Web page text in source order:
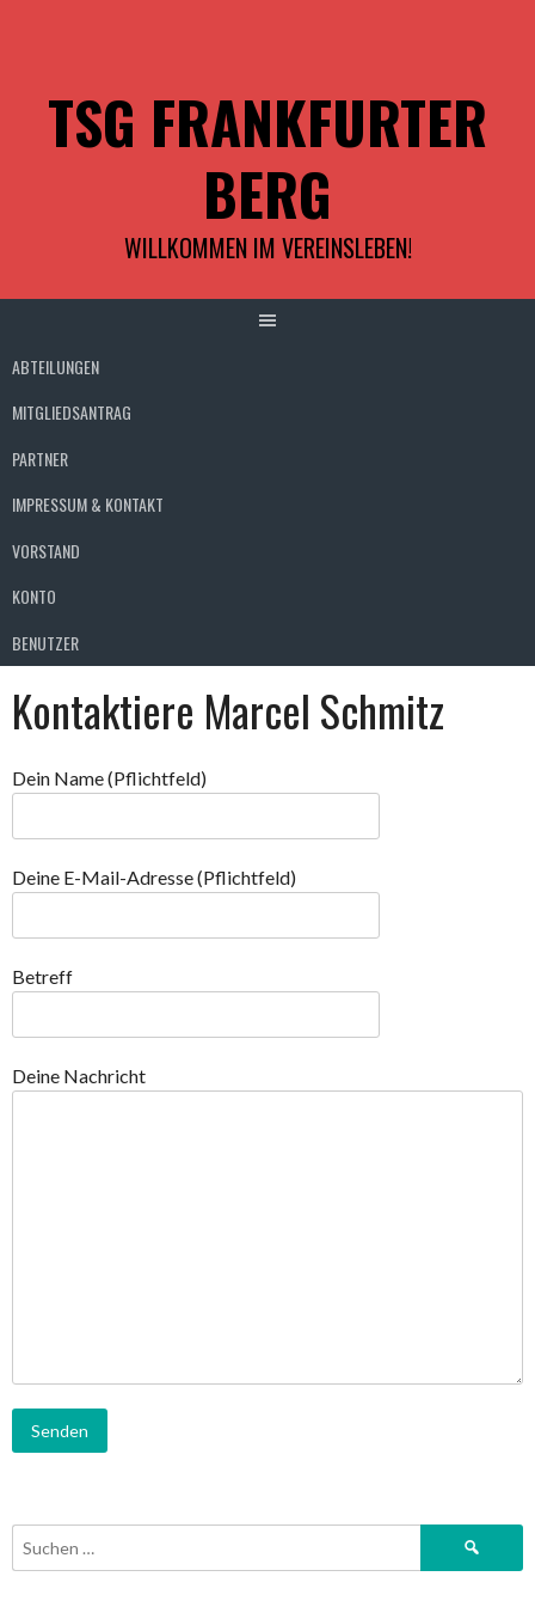
TSG FRANKFURTER
BERG
WILLKOMMEN IM VEREINSLEBEN!
ABTEILUNGEN
MITGLIEDSANTRAG
PARTNER
IMPRESSUM & KONTAKT
VORSTAND
KONTO
BENUTZER
Kontaktiere Marcel Schmitz
Dein Name (Pflichtfeld)
Deine E-Mail-Adresse (Pflichtfeld)
Betreff
Deine Nachricht
Suchen